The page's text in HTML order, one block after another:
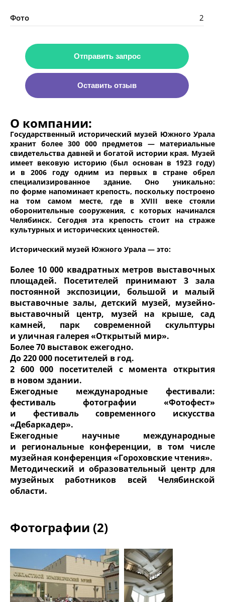
Фото 2
Отправить запрос
Оставить отзыв
О компании:
Государственный исторический музей Южного Урала
хранит более 300 000 предметов — материальные
свидетельства давней и богатой истории края. Музей
имеет вековую историю (был основан в 1923 году)
и в 2006 году одним из первых в стране обрел
специализированное здание. Оно уникально:
по форме напоминает крепость, поскольку построено
на том самом месте, где в XVIII веке стояли
оборонительные сооружения, с которых начинался
Челябинск. Сегодня эта крепость стоит на страже
культурных и исторических ценностей.
Исторический музей Южного Урала — это:
Более 10 000 квадратных метров выставочных
площадей. Посетителей принимают 3 зала
постоянной экспозиции, большой и малый
выставочные залы, детский музей, музейно-
выставочный центр, музей на крыше, сад
камней, парк современной скульптуры
и уличная галерея «Открытый мир».
Более 70 выставок ежегодно.
До 220 000 посетителей в год.
2 600 000 посетителей с момента открытия
в новом здании.
Ежегодные международные фестивали:
фестиваль фотографии «Фотофест»
и фестиваль современного искусства
«Дебаркадер».
Ежегодные научные международные
и региональные конференции, в том числе
музейная конференция «Гороховские чтения».
Методический и образовательный центр для
музейных работников всей Челябинской
области.
Фотографии (2)